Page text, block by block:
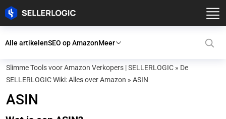
Alle artikelenSEO op AmazonMeer
Slimme Tools voor Amazon Verkopers | SELLERLOGIC » De
SELLERLOGIC Wiki: Alles over Amazon » ASIN
ASIN